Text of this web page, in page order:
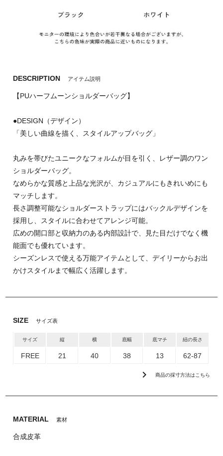
DESCRIPTION アイテム説明
【PUハーフムーンショルダーバッグ】
●DESIGN（デザイン）
「美しい曲線を描く、スタイルアップバッグ」
丸みを帯びたユニークなフォルムが目を引く、レザー調のワン
ショルダーバッグ。
なめらかな質感と上品な光沢が、カジュアルにもきれいめにも
マッチします。
長さ調整可能なショルダーストラップにはバックルデザインを
採用し、スタイルに合わせてアレンジ可能。
広めの開口部と収納力のある内部設計で、見た目だけでなく機
能面でも優れています。
シーズンレスで使える万能アイテムとして、デイリーからお出
かけスタイルまで幅広く活躍します。
SIZE サイズ表
サイズ 縦 横 底幅 底マチ 紐の長さ
FREE 21 40 38 13 62-87
chevron_right 商品の採寸方法はこちら
MATERIAL 素材
合成皮革